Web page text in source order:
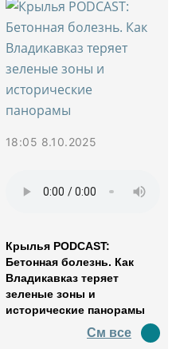
18:05 8.10.2025
Крылья PODCAST:
Бетонная болезнь. Как
Владикавказ теряет
зеленые зоны и
исторические панорамы
См все